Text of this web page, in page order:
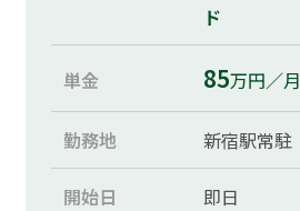
ド
単金 85万円／月
勤務地 新宿駅常駐
開始日 即日